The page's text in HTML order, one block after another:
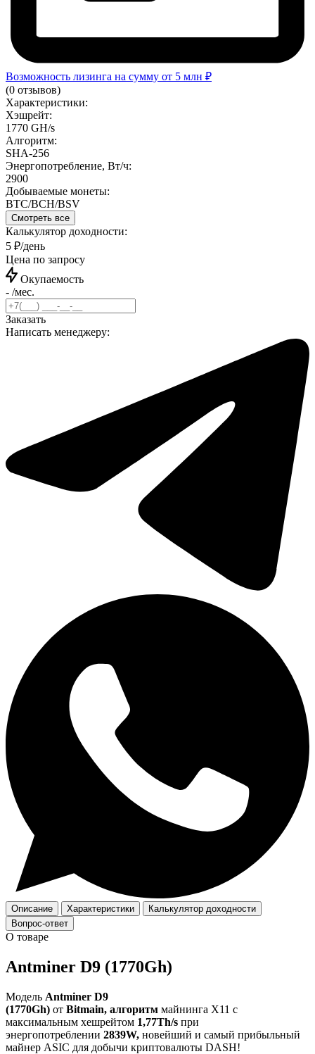
Возможность лизинга на сумму от 5 млн ₽
(0 отзывов)
Характеристики:
Хэшрейт:
1770 GH/s
Алгоритм:
SHA-256
Энергопотребление, Вт/ч:
2900
Добываемые монеты:
BTC/BCH/BSV
Смотреть все
Калькулятор доходности:
5 ₽/день
Цена по запросу
Окупаемость
- /мес.
Заказать
Написать менеджеру:
Описание Характеристики
Калькулятор доходности
Вопрос-ответ
О товаре
Antminer D9 (1770Gh)
Модель Antminer D9
(1770Gh) от Bitmain, алгоритм майнинга X11 с
максимальным хешрейтом 1,77Th/s при
энергопотреблении 2839W, новейший и самый прибыльный
майнер ASIC для добычи криптовалюты DASH!